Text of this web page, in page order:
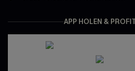
APP HOLEN &